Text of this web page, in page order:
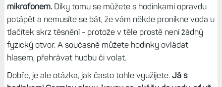
Není vodotěsnost jako vodotěsnost